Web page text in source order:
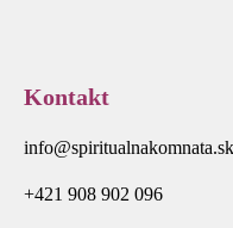
Kontakt
info@spiritualnakomnata.sk
+421 908 902 096